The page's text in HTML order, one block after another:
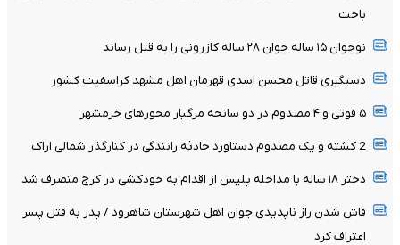
باخت
نوجوان ۱۵ ساله جوان ۲۸ ساله کازرونی را به قتل رساند
دستگیری قاتل محسن اسدی قهرمان اهل مشهد کراسفیت کشور
۵ فوتی و ۴ مصدوم در دو سانحه مرگبار محورهای خرمشهر
2 کشته و یک مصدوم دستاورد حادثه رانندگی در کنارگذر شمالی اراک
دختر ۱۸ ساله با مداخله پلیس از اقدام به خودکشی در کرج منصرف شد
فاش شدن راز ناپدیدی جوان اهل شهرستان شاهرود / پدر به قتل پسر
اعتراف کرد